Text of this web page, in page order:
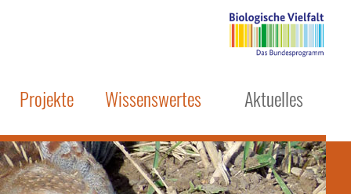
Projekte Wissenswertes
Insekten und Artenvielfalt
Monitoring
Aktuelles